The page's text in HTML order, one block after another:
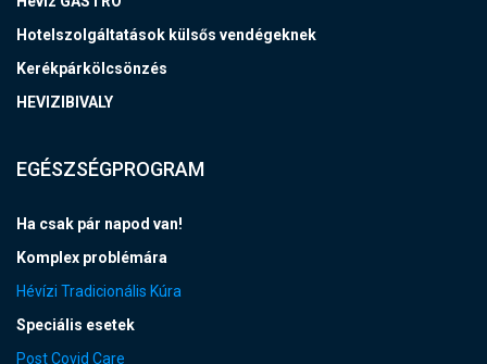
Hotelszolgáltatások külsős vendégeknek
Kerékpárkölcsönzés
HEVIZIBIVALY
EGÉSZSÉGPROGRAM
Ha csak pár napod van!
Komplex problémára
Hévízi Tradicionális Kúra
Speciális esetek
Post Covid Care